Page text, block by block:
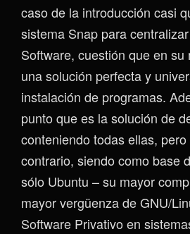
caso de la introducción casi
sistema Snap para
Software, cuestión que en
una solución perfecta y
instalación de programas.
punto que es la solución de
conteniendo todas ellas,
contrario, siendo como base
sólo Ubuntu – su mayor
mayor vergüenza de GNU/
Software Privativo en